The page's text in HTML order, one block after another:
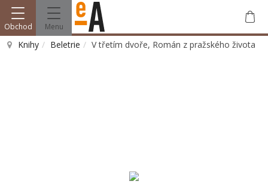
Obchod Menu
Knihy Beletrie V třetím dvoře, Román z pražského života